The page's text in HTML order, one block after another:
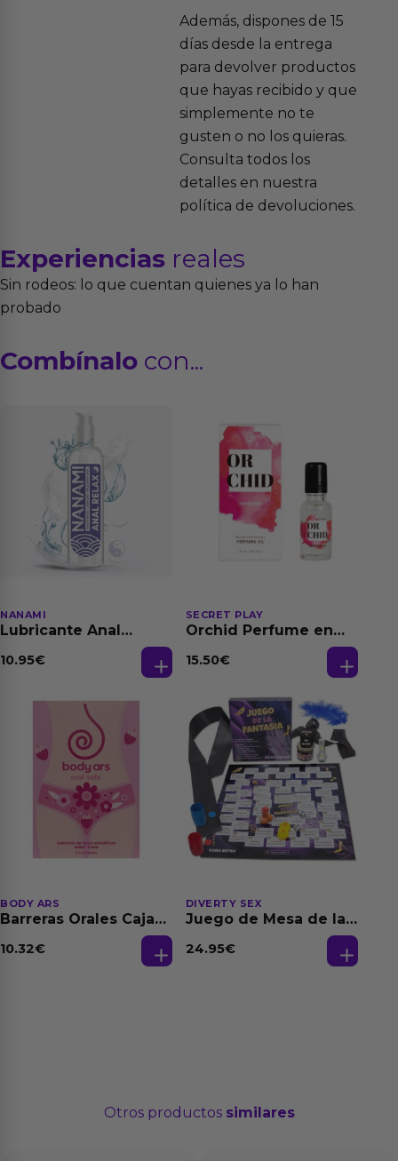
Además, dispones de 15
días desde la entrega
para devolver productos
que hayas recibido y que
simplemente no te
gusten o no los quieras.
Consulta todos los
detalles en nuestra
política de devoluciones.
Experiencias reales
Sin rodeos: lo que cuentan quienes ya lo han
probado
Combínalo con...
NANAMI
Lubricante Anal
Dilatación Base Agua
10.95€
SECRET PLAY
Orchid Perfume en
Feromonas 20 ml
15.50€
BODY ARS
Barreras Orales Caja
10.32€
DIVERTY SEX
Juego de Mesa de las
24.95€
Otros productos similares